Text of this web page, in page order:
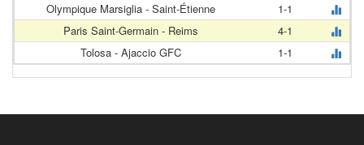
Olympique Marsiglia - Saint-Étienne
1-1
Paris Saint-Germain - Reims
4-1
Tolosa - Ajaccio GFC
1-1